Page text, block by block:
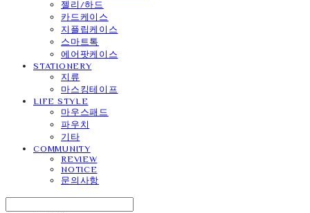
젤리/하드
카드케이스
지플립케이스
스마트톡
에어팟케이스
STATIONERY
지류
마스킹테이프
LIFE STYLE
마우스패드
파우치
기타
COMMUNITY
REVIEW
NOTICE
문의사항